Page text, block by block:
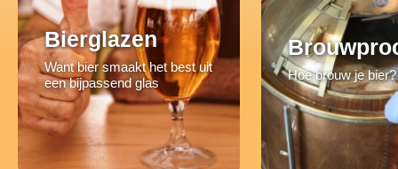
Bierglazen
Want bier smaakt het best uit
een bijpassend glas
Hoe brouw je bier?